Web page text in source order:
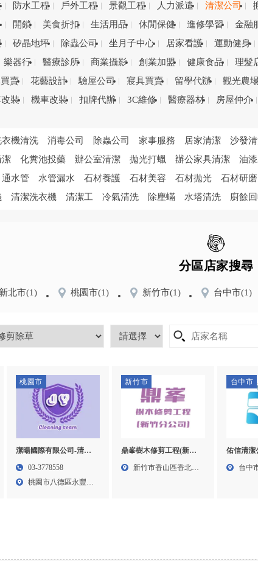
防水工程 戶外工程 景觀工程 人力派遣 清潔公司
開鎖 美食折扣 生活用品 休閒保健 進修學習 金融
矽晶地坪 除蟲公司 坐月子中心 居家看護 運動健身
樂器行 醫療診所 商業攝影 創業加盟 健康食品 理髮
賣 花藝設計 驗屋公司 寢具買賣 留學代辦 觀光農
裝 機車改裝 扣牌代辦 3C維修 醫療器材 房屋仲介
衣機清洗 消毒公司 除蟲公司 家事服務 居家清潔 沙發
潔 化糞池投藥 辦公室清潔 拋光打蠟 辦公家具清潔 油
通水管 水管漏水 石材養護 石材美容 石材拋光 石材研磨
清潔洗衣機 清潔工 冷氣清洗 除塵蟎 水塔清洗 廚餘
分區店家搜尋
新北市(1) 桃園市(1) 新竹市(1) 台中市(1)
桃園市
潔暘國際有限公司-清潔
公司,桃園清潔公司,桃園
潔,八德清潔公司
03-3778558
桃園市八德區永豐路
新竹市
鼎峯樹木修剪工程(新竹
分公司)-樹木修剪,樹木修
新竹市香山區香北路
台中市
佑信清潔
台中清潔
台中